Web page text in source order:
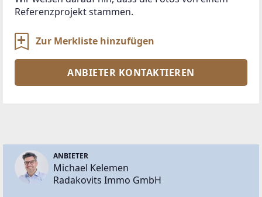
Referenzprojekt stammen.
Zur Merkliste hinzufügen
ANBIETER KONTAKTIEREN
ANBIETER
Michael Kelemen
Radakovits Immo GmbH